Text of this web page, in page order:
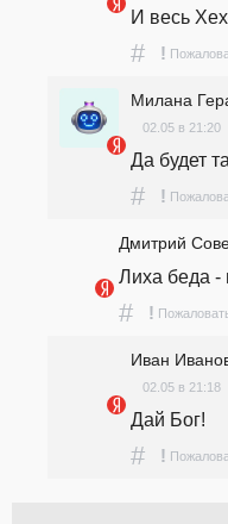
И весь
# !
Милана
02.05 в 21:20
Да будет
# !
Дмитрий
Лиха беда
# !
Иван
02.05 в 21:18
Дай Бог!
# !